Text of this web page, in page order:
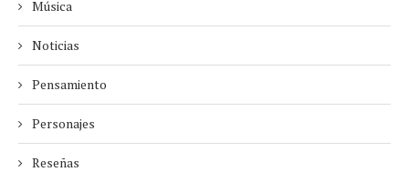
Música
Noticias
Pensamiento
Personajes
Reseñas